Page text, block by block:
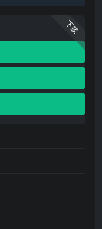
下载